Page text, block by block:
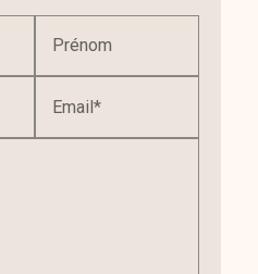
Prénom
Email*